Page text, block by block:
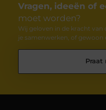
Vragen, ideeën of
moet worden?
Wij geloven in de kracht van
je samenwerken, of gewoon
Praat